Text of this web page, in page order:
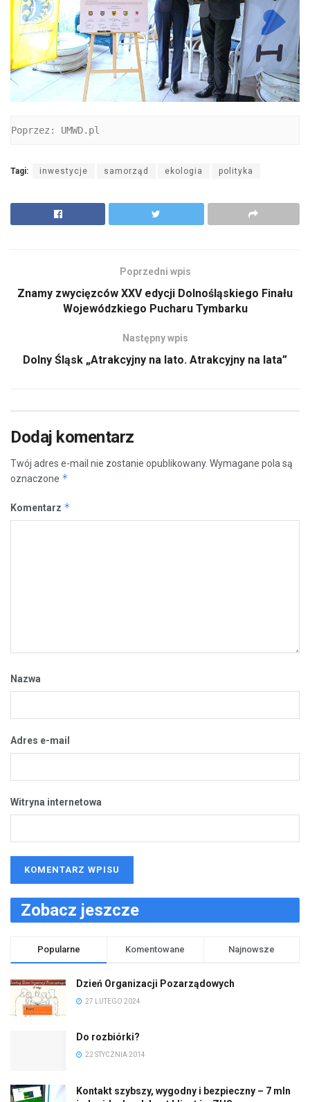
Poprzez: UMWD.pl
Tagi: inwestycje samorząd ekologia polityka
Poprzedni wpis
Znamy zwycięzców XXV edycji Dolnośląskiego Finału
Wojewódzkiego Pucharu Tymbarku
Następny wpis
Dolny Śląsk „Atrakcyjny na lato. Atrakcyjny na lata”
Dodaj komentarz
Twój adres e-mail nie zostanie opublikowany. Wymagane pola są
oznaczone *
Komentarz *
Nazwa
Adres e-mail
Witryna internetowa
Zobacz jeszcze
Popularne Komentowane Najnowsze
Dzień Organizacji Pozarządowych
27 LUTEGO 2024
Do rozbiórki?
22 STYCZNIA 2014
Kontakt szybszy, wygodny i bezpieczny – 7 mln